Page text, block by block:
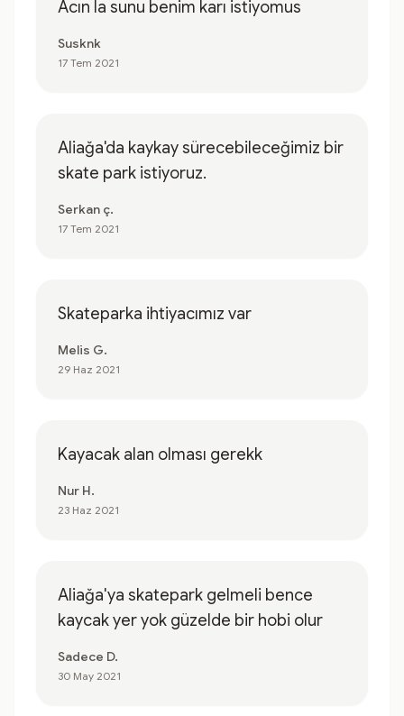
Acın la sunu benim karı istiyomus
Susknk
17 Tem 2021
Aliağa'da kaykay sürecebileceğimiz bir
skate park istiyoruz.
Serkan ç.
17 Tem 2021
Skateparka ihtiyacımız var
Melis G.
29 Haz 2021
Kayacak alan olması gerekk
Nur H.
23 Haz 2021
Aliağa'ya skatepark gelmeli bence
kaycak yer yok güzelde bir hobi olur
Sadece D.
30 May 2021